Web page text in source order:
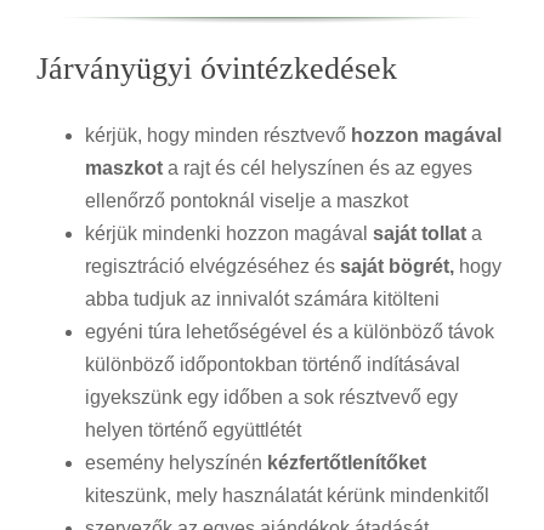
Járványügyi óvintézkedések
kérjük, hogy minden résztvevő hozzon magával
maszkot a rajt és cél helyszínen és az egyes
ellenőrző pontoknál viselje a maszkot
kérjük mindenki hozzon magával saját tollat a
regisztráció elvégzéséhez és saját bögrét, hogy
abba tudjuk az innivalót számára kitölteni
egyéni túra lehetőségével és a különböző távok
különböző időpontokban történő indításával
igyekszünk egy időben a sok résztvevő egy
helyen történő együttlétét
esemény helyszínén kézfertőtlenítőket
kiteszünk, mely használatát kérünk mindenkitől